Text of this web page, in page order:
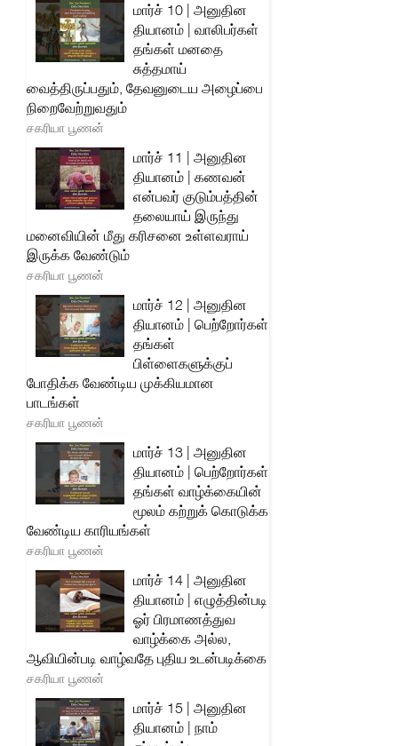
மார்ச் 10 | அனுதின
தியானம் | வாலிபர்கள்
தங்கள் மனதை
சுத்தமாய்
வைத்திருப்பதும், தேவனுடைய அழைப்பை
நிறைவேற்றுவதும்
சகரியா பூணன்
மார்ச் 11 | அனுதின
தியானம் | கணவன்
என்பவர் குடும்பத்தின்
தலையாய் இருந்து
மனைவியின் மீது கரிசனை உள்ளவராய்
இருக்க வேண்டும்
சகரியா பூணன்
மார்ச் 12 | அனுதின
தியானம் | பெற்றோர்கள்
தங்கள்
பிள்ளைகளுக்குப்
போதிக்க வேண்டிய முக்கியமான
பாடங்கள்
சகரியா பூணன்
மார்ச் 13 | அனுதின
தியானம் | பெற்றோர்கள்
தங்கள் வாழ்க்கையின்
மூலம் கற்றுக் கொடுக்க
வேண்டிய காரியங்கள்
சகரியா பூணன்
மார்ச் 14 | அனுதின
தியானம் | எழுத்தின்படி
ஓர் பிரமாணத்துவ
வாழ்க்கை அல்ல,
ஆவியின்படி வாழ்வதே புதிய உடன்படிக்கை
சகரியா பூணன்
மார்ச் 15 | அனுதின
தியானம் | நாம்